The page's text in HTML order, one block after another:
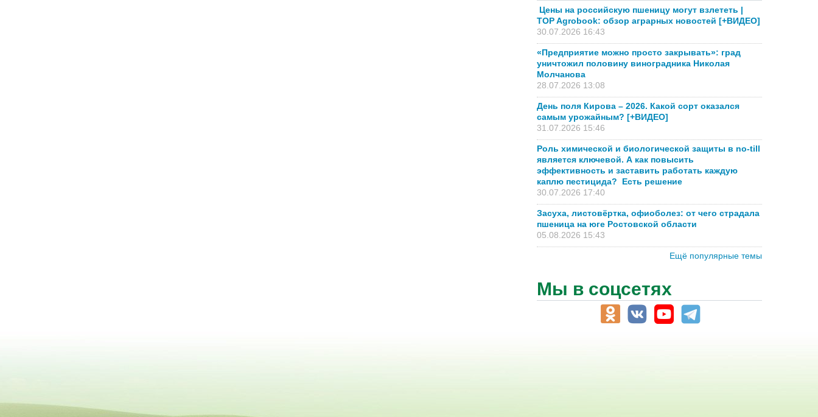
Цены на российскую пшеницу могут взлететь |
TOP Agrobook: обзор аграрных новостей [+ВИДЕО]
30.07.2026 16:43
«Предприятие можно просто закрывать»: град
уничтожил половину виноградника Николая
Молчанова
28.07.2026 13:08
День поля Кирова – 2026. Какой сорт оказался
самым урожайным? [+ВИДЕО]
31.07.2026 15:46
Роль химической и биологической защиты в no-till
является ключевой. А как повысить
эффективность и заставить работать каждую
каплю пестицида? Есть решение
30.07.2026 17:40
Засуха, листовёртка, офиоболез: от чего страдала
пшеница на юге Ростовской области
05.08.2026 15:43
Ещё популярные темы
Мы в соцсетях